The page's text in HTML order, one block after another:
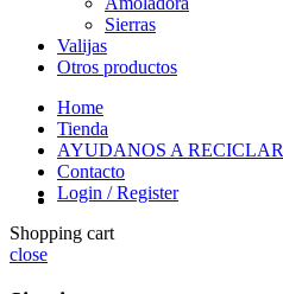
Sierras
Valijas
Otros productos
Home
Tienda
AYUDANOS A RECICLAR
Contacto
Login / Register
Shopping cart
close